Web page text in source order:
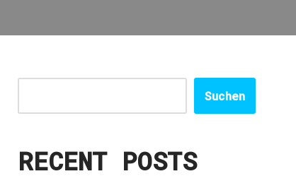
Suchen
RECENT POSTS